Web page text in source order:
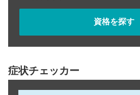
資格を探す
症状チェッカー